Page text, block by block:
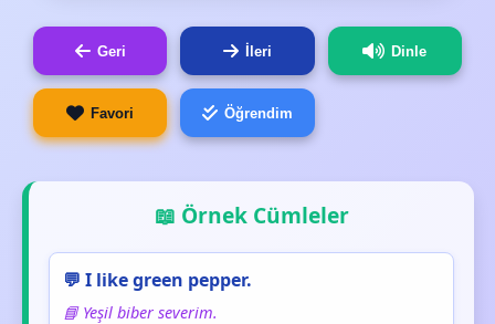
Geri İleri Dinle
Favori Öğrendim
📖 Örnek Cümleler
💬 I like green pepper.
📘 Yeşil biber severim.